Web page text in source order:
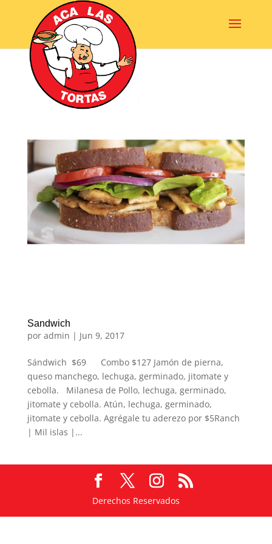
Sandwich
por admin | Jun 9, 2017
Sándwich $69 Combo $127 Jamón de pierna,
queso manchego, lechuga, germinado, jitomate y
cebolla. Milanesa de Pollo, lechuga, germinado,
jitomate y cebolla. Atún, lechuga, germinado,
jitomate y cebolla. Agrégale tu aderezo por $5Ranch
| Mil islas |...
Derechos Reservados